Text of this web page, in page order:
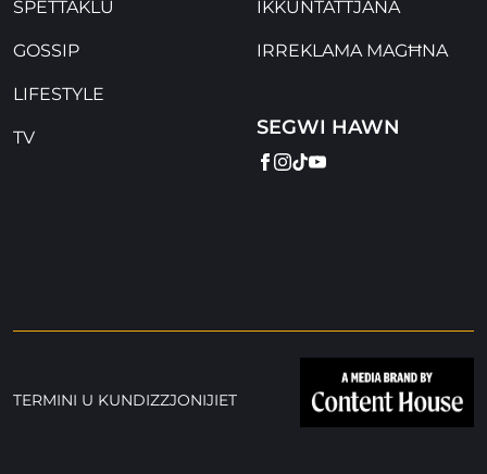
SPETTAKLU
GOSSIP
LIFESTYLE
TV
IKKUNTATTJANA
IRREKLAMA MAGĦNA
SEGWI HAWN
FACEBOOK
INSTAGRAM
TIKTOK
YOUTUBE
TERMINI U KUNDIZZJONIJIET